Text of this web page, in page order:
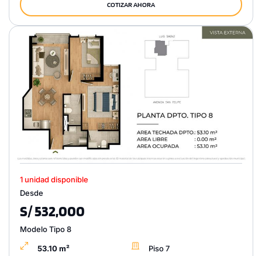
COTIZAR AHORA
1 unidad disponible
Desde
S/ 532,000
Modelo Tipo 8
53.10 m² Piso 7